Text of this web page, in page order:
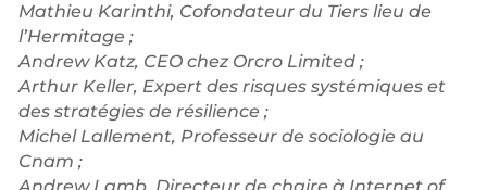
Mathieu Karinthi, Cofondateur du Tiers lieu de
l’Hermitage ;
Andrew Katz, CEO chez Orcro Limited ;
Arthur Keller, Expert des risques systémiques et
des stratégies de résilience ;
Michel Lallement, Professeur de sociologie au
Cnam ;